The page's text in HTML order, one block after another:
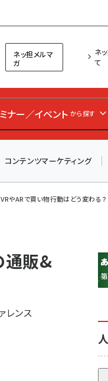
ネッ担メルマ
ガ
ネ
て
ナー／イベント から探す
コンテンツマーケティング
VRやARで買い物行動はどう変わる
通販&
レンス
「次の一手」とは？
者が登壇のリアルECセ
会も実施】